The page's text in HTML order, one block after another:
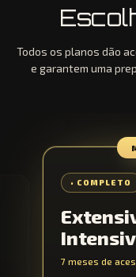
Todos os planos dão
e garantem uma
• COMPLETO
7 meses de